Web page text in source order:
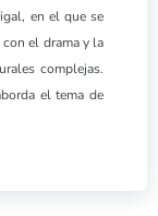
en el que se
el drama y la
complejas.
el tema de